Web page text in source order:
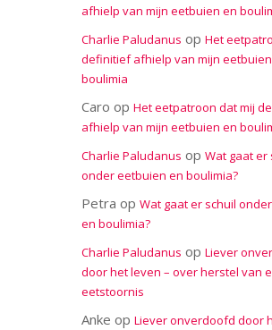
afhielp van mijn eetbuien en
Charlie Paludanus op Het
definitief afhielp van mijn
boulimia
Caro op Het eetpatroon dat mij
afhielp van mijn eetbuien en
Charlie Paludanus op Wat gaat er
onder eetbuien en boulimia?
Petra op Wat gaat er schuil
en boulimia?
Charlie Paludanus op Liever
door het leven – over herstel van
eetstoornis
Anke op Liever onverdoofd door